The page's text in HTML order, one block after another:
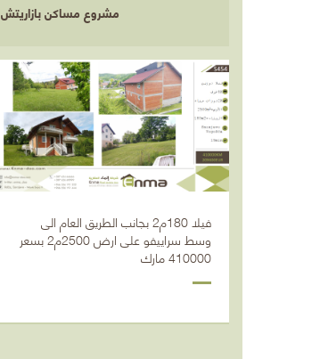
مشروع مساكن بازاريتش
فيلا 180م2 بجانب الطريق العام الى
وسط سراييفو على ارض 2500م2 بسعر
410000 مارك